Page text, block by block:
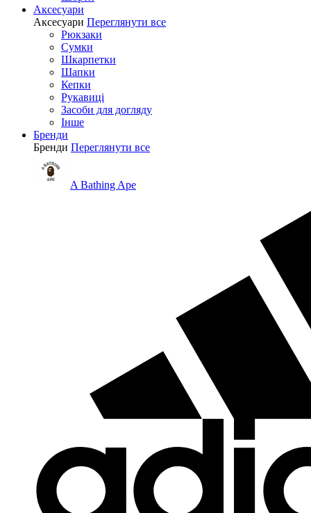
Аксесуари
Аксесуари Переглянути все
Рюкзаки
Сумки
Шкарпетки
Шапки
Кепки
Рукавиці
Засоби для догляду
Інше
Бренди
Бренди Переглянути все
A Bathing Ape